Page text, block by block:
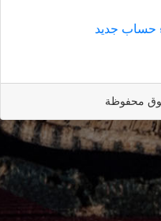
حساب جديد